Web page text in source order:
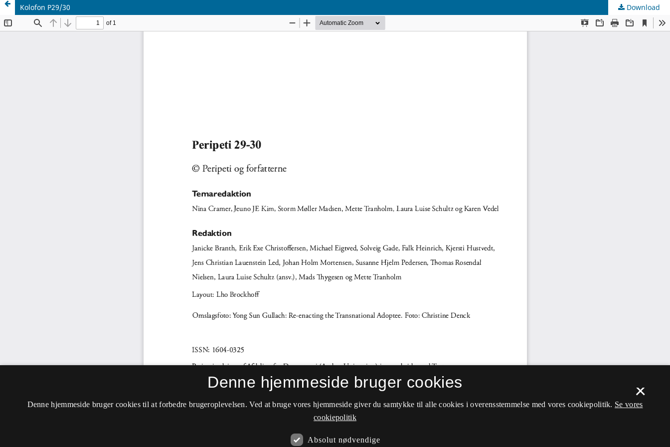
Kolofon P29/30 Download
×
Denne hjemmeside bruger cookies
Denne hjemmeside bruger cookies til at forbedre brugeroplevelsen. Ved at bruge vores hjemmeside giver du samtykke til alle cookies i overensstemmelse med vores cookiepolitik. Se vores
cookiepolitik
Absolut nødvendige